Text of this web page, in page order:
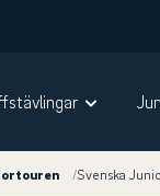
/Svenska